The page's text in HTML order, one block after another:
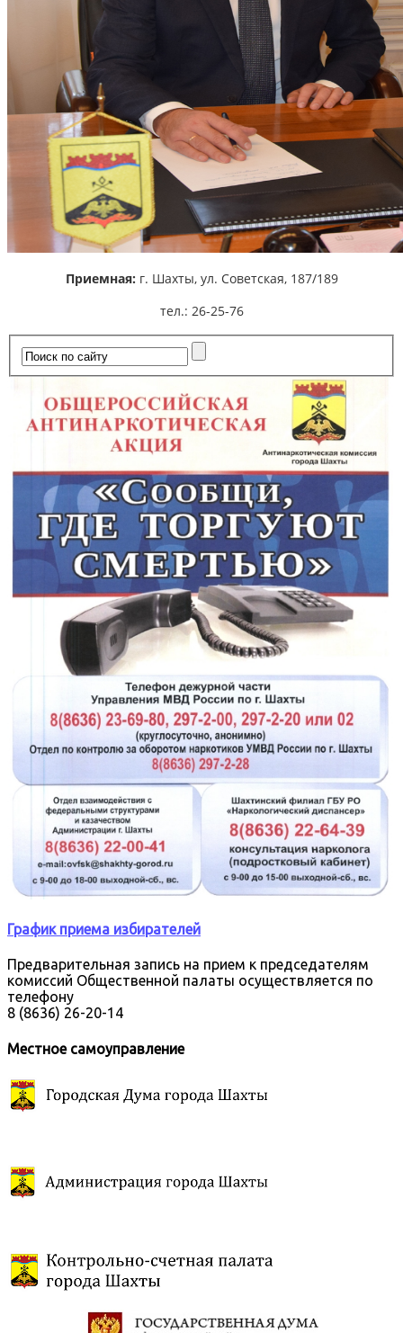
Приемная: г. Шахты, ул. Советская, 187/189
тел.: 26-25-76
График приема избирателей
Предварительная запись на прием к председателям
комиссий Общественной палаты осуществляется по
телефону
8 (8636) 26-20-14
Местное самоуправление